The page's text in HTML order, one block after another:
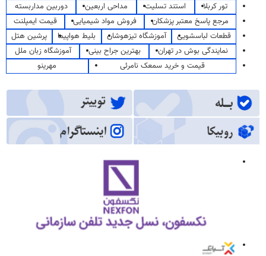
تور کربلا
استند تسلیت مداحی اربعین
دوربین مداربسته
مرجع پاسخ معتبر پزشکان
فروش مواد شیمیایی
قیمت ایمپلنت
قطعات لباسشویی
آموزشگاه تیزهوشان بلیط هواپیما
پرشین هتل
نمایندگی بوش در تهران
بهترین جراح بینی
آموزشگاه زبان ملل
قیمت و خرید سمعک نامرئی
مهرینو